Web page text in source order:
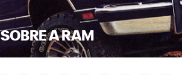
SOBRE A RAM